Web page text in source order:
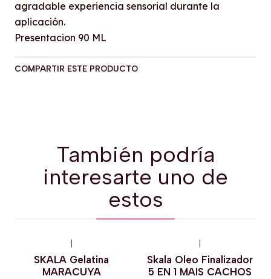
agradable experiencia sensorial durante la
aplicación.
Presentacion 90 ML
COMPARTIR ESTE PRODUCTO
También podría
interesarte uno de
estos
SKALA Gelatina
MARACUYA
Skala Oleo Finalizador
5 EN 1 MAIS CACHOS